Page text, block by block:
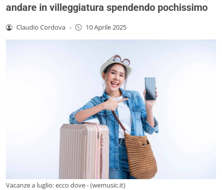
andare in villeggiatura spendendo pochissimo
Claudio Cordova - 10 Aprile 2025
Vacanze a luglio: ecco dove - (wemusic.it)